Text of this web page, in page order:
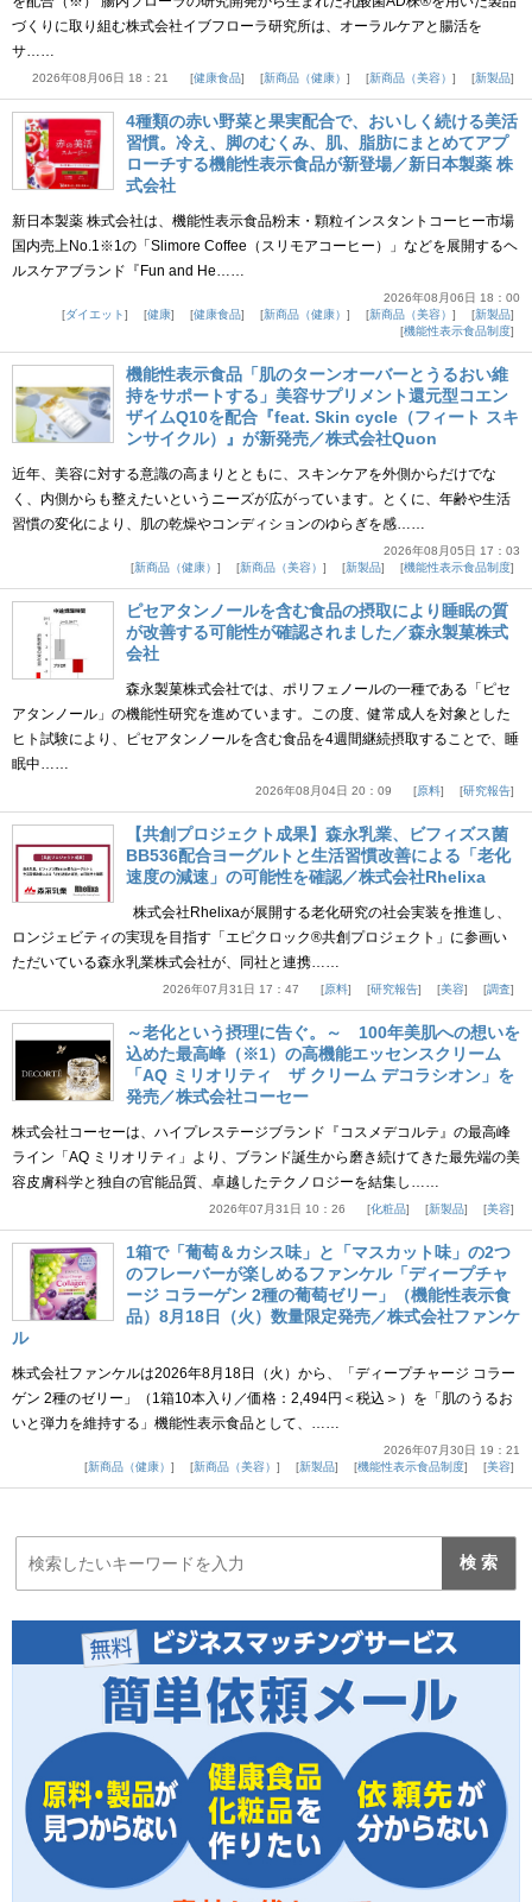
づくりに取り組む株式会社イブフローラ研究所は、オーラルケアと腸活を
サ……
2026年08月06日 18：21 健康食品 新商品（健康） 新商品（美容） 新製品
4種類の赤い野菜と果実配合で、おいしく続ける美活
習慣。冷え、脚のむくみ、肌、脂肪にまとめてアプ
ローチする機能性表示食品が新登場／新日本製薬 株
式会社
新日本製薬 株式会社は、機能性表示食品粉末・顆粒インスタントコーヒー市場
国内売上No.1※1の「Slimore Coffee（スリモアコーヒー）」などを展開するヘ
ルスケアブランド『Fun and He……
2026年08月06日 18：00
ダイエット
健康 健康食品 新商品（健康） 新商品（美容）
新製品
機能性表示食品制度
機能性表示食品「肌のターンオーバーとうるおい維
持をサポートする」美容サプリメント還元型コエン
ザイムQ10を配合『feat. Skin cycle（フィート スキ
ンサイクル）』が新発売／株式会社Quon
近年、美容に対する意識の高まりとともに、スキンケアを外側からだけでな
く、内側からも整えたいというニーズが広がっています。とくに、年齢や生活
習慣の変化により、肌の乾燥やコンディションのゆらぎを感……
2026年08月05日 17：03
新商品（健康）
新商品（美容） 新製品 機能性表示食品制度
ピセアタンノールを含む食品の摂取により睡眠の質
が改善する可能性が確認されました／森永製菓株式
会社
森永製菓株式会社では、ポリフェノールの一種である「ピセ
アタンノール」の機能性研究を進めています。この度、健常成人を対象とした
ヒト試験により、ピセアタンノールを含む食品を4週間継続摂取することで、睡
眠中……
2026年08月04日 20：09 原料 研究報告
【共創プロジェクト成果】森永乳業、ビフィズス菌
BB536配合ヨーグルトと生活習慣改善による「老化
速度の減速」の可能性を確認／株式会社Rhelixa
株式会社Rhelixaが展開する老化研究の社会実装を推進し、
ロンジェビティの実現を目指す「エピクロック®共創プロジェクト」に参画い
ただいている森永乳業株式会社が、同社と連携……
2026年07月31日 17：47 原料 研究報告 美容 調査
～老化という摂理に告ぐ。～ 100年美肌への想いを
込めた最高峰（※1）の高機能エッセンスクリーム
「AQ ミリオリティ ザ クリーム デコラシオン」を
発売／株式会社コーセー
株式会社コーセーは、ハイプレステージブランド『コスメデコルテ』の最高峰
ライン「AQ ミリオリティ」より、ブランド誕生から磨き続けてきた最先端の美
容皮膚科学と独自の官能品質、卓越したテクノロジーを結集し……
2026年07月31日 10：26 化粧品 新製品 美容
1箱で「葡萄＆カシス味」と「マスカット味」の2つ
のフレーバーが楽しめるファンケル「ディープチャ
ージ コラーゲン 2種の葡萄ゼリー」（機能性表示食
品）8月18日（火）数量限定発売／株式会社ファンケ
ル
株式会社ファンケルは2026年8月18日（火）から、「ディープチャージ コラー
ゲン 2種のゼリー」（1箱10本入り／価格：2,494円＜税込＞）を「肌のうるお
いと弾力を維持する」機能性表示食品として、……
2026年07月30日 19：21
新商品（健康）
新商品（美容） 新製品 機能性表示食品制度 美容